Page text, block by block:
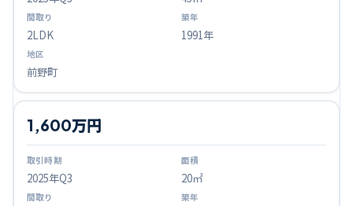
2LDK 1991年
前野町
2025年Q3
1,600万円
20㎡